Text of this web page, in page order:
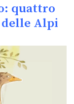
quattro
Alpi